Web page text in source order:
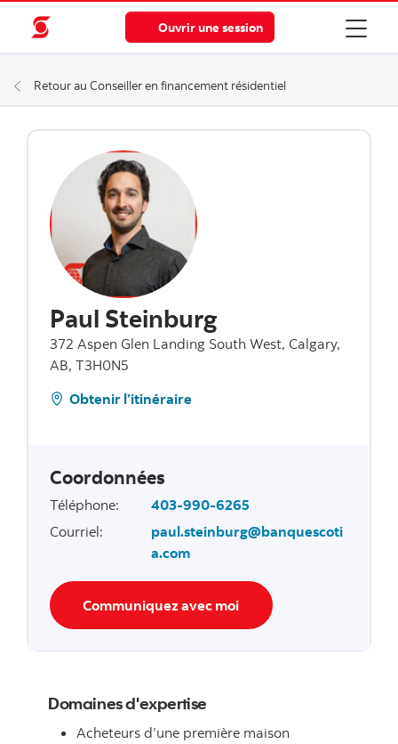
Ouvrir une session
Retour au Conseiller en financement résidentiel
Paul Steinburg
372 Aspen Glen Landing South West, Calgary,
AB, T3H0N5
Obtenir l’itinéraire
Coordonnées
Téléphone:
403-990-6265
Courriel:
paul.steinburg@banquescoti
a.com
Communiquez avec moi
Domaines d'expertise
Acheteurs d’une première maison